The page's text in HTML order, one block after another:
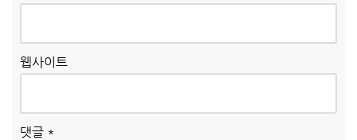
웹사이트
댓글 *